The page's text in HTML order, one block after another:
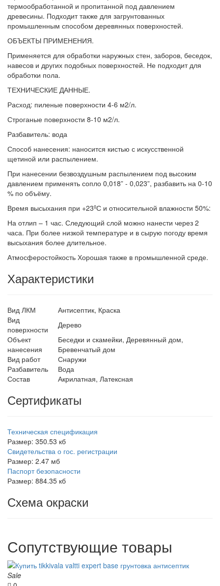
термообработанной и пропитанной под давлением
древесины. Подходит также для загрунтованных
промышленным способом деревянных поверхностей.
ОБЪЕКТЫ ПРИМЕНЕНИЯ.
Применяется для обработки наружных стен, заборов, беседок,
навесов и других подобных поверхностей. Не подходит для
обработки пола.
ТЕХНИЧЕСКИЕ ДАННЫЕ.
Расход: пиленые поверхности 4-6 м2/л.
Строганые поверхности 8-10 м2/л.
Разбавитель: вода
Способ нанесения: наносится кистью с искусственной
щетиной или распылением.
При нанесении безвоздушным распылением под высоким
давлением применять сопло 0,018” - 0,023”, разбавить на 0-10
% по объёму.
Время высыхания при +23ºС и относительной влажности 50%:
На отлип – 1 час. Следующий слой можно нанести через 2
часа. При более низкой температуре и в сырую погоду время
высыхания более длительное.
Атмосферостойкость Хорошая также в промышленной среде.
Характеристики
Вид ЛКМ
Антисептик, Краска
Вид
поверхности
Дерево
Объект
нанесения
Беседки и скамейки, Деревянный дом,
Бревенчатый дом
Вид работ
Снаружи
Разбавитель
Вода
Состав
Акрилатная, Латексная
Сертификаты
Техническая спецификация
Размер: 350.53 кб
Свидетельства о гос. регистрации
Размер: 2.47 мб
Паспорт безопасности
Размер: 884.35 кб
Схема окраски
Сопутствующие товары
Sale